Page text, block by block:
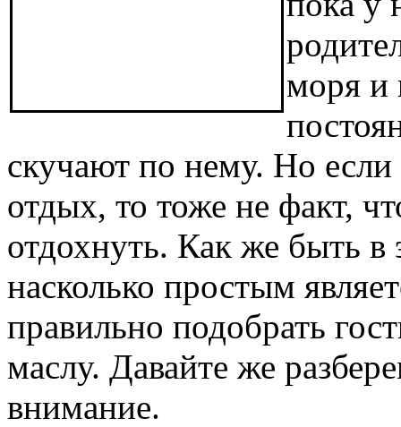
моря и
скучают по нему. Но если
отдых, то тоже не факт,
отдохнуть. Как же быть в
насколько простым
правильно подобрать
маслу. Давайте же
внимание.